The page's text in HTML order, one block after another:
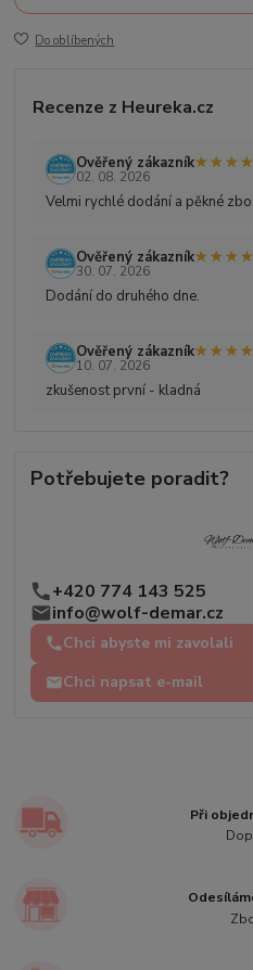
Do oblíbených
Recenze z Heureka.cz
Ověřený zákazník
02. 08. 2026
Velmi rychlé dodání a pěkné
Ověřený zákazník
30. 07. 2026
Dodání do druhého dne.
Ověřený zákazník
10. 07. 2026
zkušenost první - kladná
Potřebujete poradit?
+420 774 143 525
info@wolf-demar.cz
Chci abyste mi zavolali
Chci napsat e-mail
Při